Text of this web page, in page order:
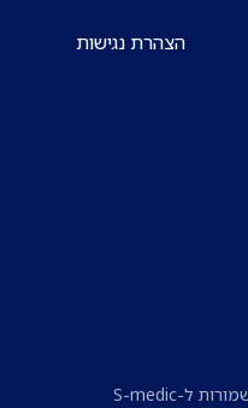
הצהרת נגישות